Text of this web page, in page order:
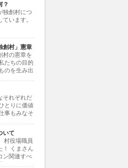
？
独創村につ
います。
創村」憲章
村の憲章を
たちの目的
のを生み出
仕事は
と」 「独
えること」
[…]
それぞれだ
とりに価値
事もみなそ
ひとつひと
同じ仕事
い 独創村で
大切な価値
いて
役場職員
！ くまさん
ン関連すべ
しいです